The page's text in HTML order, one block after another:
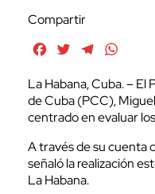
Compartir
FacebookTwitterTelegram
La Habana, Cuba. –
de Cuba (PCC),
centrado en evaluar
A través de su cuenta
señaló la realización
La Habana.